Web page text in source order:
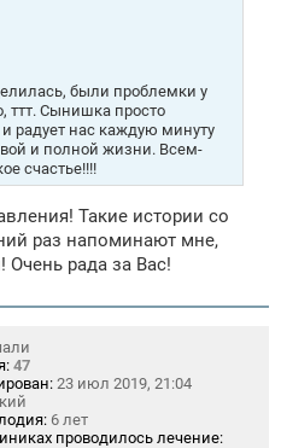
были проблемки у
ттт. Сынишка просто
радует нас каждую минуту
и полной жизни. Всем-
счастье!!!!
Такие истории со
раз напоминают мне,
Очень рада за Вас!
47
23 июл 2019, 21:04
6 лет
проводилось лечение: